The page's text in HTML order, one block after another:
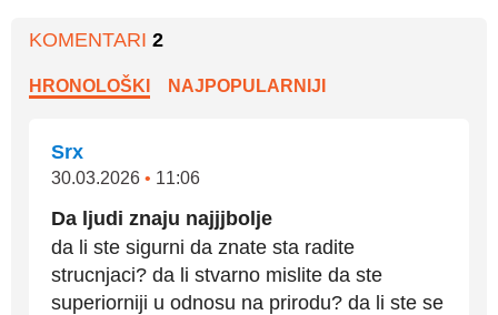
KOMENTARI 2
HRONOLOŠKI NAJPOPULARNIJI
Srx
30.03.2026 • 11:06
Da ljudi znaju najjjbolje
da li ste sigurni da znate sta radite
strucnjaci? da li stvarno mislite da ste
superiorniji u odnosu na prirodu? da li ste se